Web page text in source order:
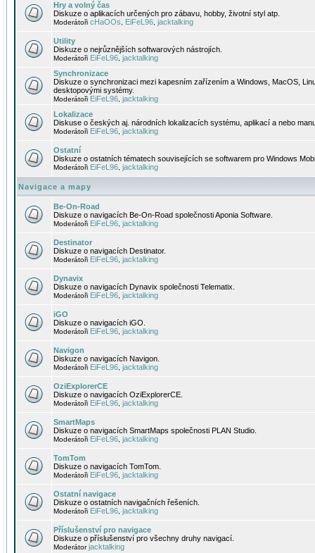
Hry a volný čas
Diskuze o aplikacích určených pro zábavu, hobby, životní styl atp.
Moderátoři cHaOOs EiFeL96 jacktalking
Utility
Diskuze o nejrůznějších softwarových nástrojích.
Moderátoři EiFeL96 jacktalking
Synchronizace
Diskuze o synchronizaci mezi kapesním zařízením a Windows, MacOS,
desktopovými systémy.
Moderátoři EiFeL96 jacktalking
Lokalizace
Diskuse o českých aj. národních lokalizacích systému, aplikací a nebo
Moderátoři EiFeL96 jacktalking
Ostatní
Diskuze o ostatních tématech souvisejících se softwarem pro Windows
Moderátoři EiFeL96 jacktalking
Navigace a mapy
Be-On-Road
Diskuze o navigacích Be-On-Road společnosti Aponia Software.
Moderátoři EiFeL96 jacktalking
Destinator
Diskuze o navigacích Destinator.
Moderátoři EiFeL96 jacktalking
Dynavix
Diskuze o navigacích Dynavix společnosti Telematix.
Moderátoři EiFeL96 jacktalking
iGO
Diskuze o navigacích iGO.
Moderátoři EiFeL96 jacktalking
Navigon
Diskuze o navigacích Navigon.
Moderátoři EiFeL96 jacktalking
OziExplorerCE
Diskuze o navigacích OziExplorerCE.
Moderátoři EiFeL96 jacktalking
SmartMaps
Diskuze o navigacích SmartMaps společnosti PLAN Studio.
Moderátoři EiFeL96 jacktalking
TomTom
Diskuze o navigacích TomTom.
Moderátoři EiFeL96 jacktalking
Ostatní navigace
Diskuze o ostatních navigačních řešeních.
Moderátoři EiFeL96 jacktalking
Příslušenství pro navigace
Diskuze o příslušenství pro všechny druhy navigací.
Moderátorjacktalking